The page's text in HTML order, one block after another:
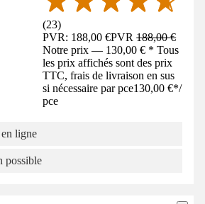
(23)
PVR: 188,00 €PVR188,00 €
Notre prix — 130,00 € * Tous
les prix affichés sont des prix
TTC, frais de livraison en sus
si nécessaire par pce130,00 €*/
pce
ligne
possible